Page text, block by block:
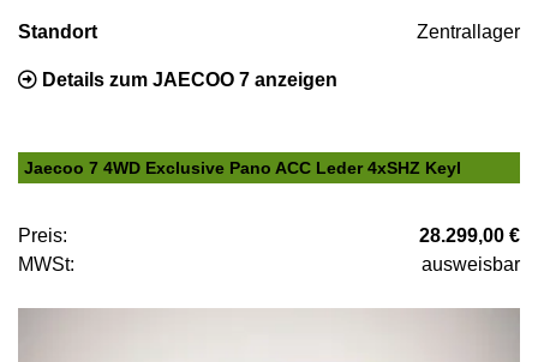
Standort Zentrallager
Details zum JAECOO 7 anzeigen
Jaecoo 7 4WD Exclusive Pano ACC Leder 4xSHZ Keyl
Preis:
28.299,00 €
MWSt:
ausweisbar